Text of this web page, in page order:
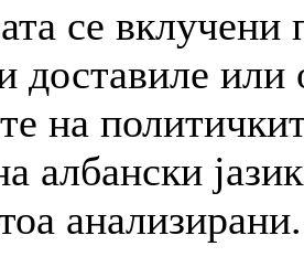
се
доставиле или
на
албански
анализирани.